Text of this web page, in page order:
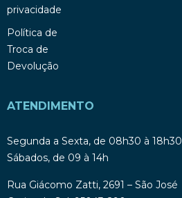
privacidade
Política de
Troca de
Devolução
ATENDIMENTO
Segunda a Sexta, de 08h30 à 18h30
Sábados, de 09 à 14h
Rua Giácomo Zatti, 2691 – São José